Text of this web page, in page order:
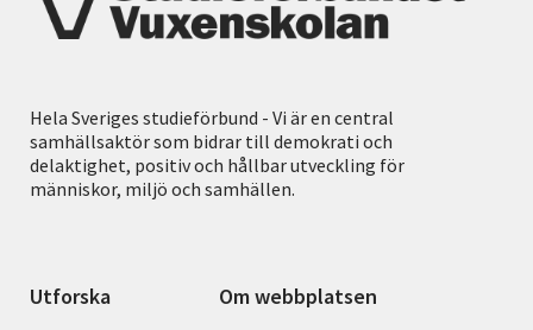
Hela Sveriges studieförbund - Vi är en central
samhällsaktör som bidrar till demokrati och
delaktighet, positiv och hållbar utveckling för
människor, miljö och samhällen.
Utforska Om webbplatsen